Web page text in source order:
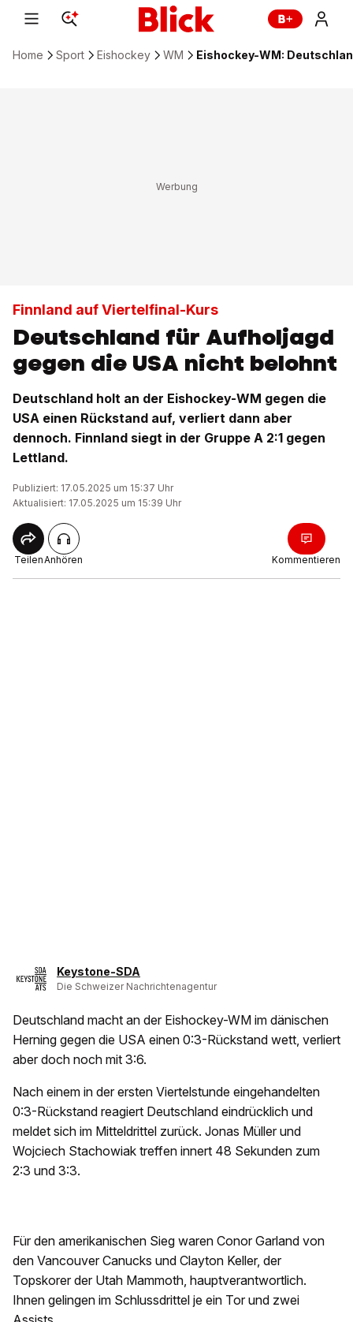
Home Sport Eishockey WM Eishockey-WM:
Finnland auf Viertelfinal-Kurs
Deutschland für Aufholjagd
gegen die USA nicht belohnt
Deutschland holt an der Eishockey-WM gegen die
USA einen Rückstand auf, verliert dann aber
dennoch. Finnland siegt in der Gruppe A 2:1 gegen
Lettland.
Publiziert: 17.05.2025 um 15:37 Uhr
Aktualisiert: 17.05.2025 um 15:39 Uhr
TeilenAnhören Kommentieren
Keystone-SDA
Die Schweizer Nachrichtenagentur
Deutschland macht an der Eishockey-WM im dänischen
Herning gegen die USA einen 0:3-Rückstand wett, verliert
aber doch noch mit 3:6.
Nach einem in der ersten Viertelstunde eingehandelten
0:3-Rückstand reagiert Deutschland eindrücklich und
meldet sich im Mitteldrittel zurück. Jonas Müller und
Wojciech Stachowiak treffen innert 48 Sekunden zum
2:3 und 3:3.
Für den amerikanischen Sieg waren Conor Garland von
den Vancouver Canucks und Clayton Keller, der
Topskorer der Utah Mammoth, hauptverantwortlich.
Ihnen gelingen im Schlussdrittel je ein Tor und zwei